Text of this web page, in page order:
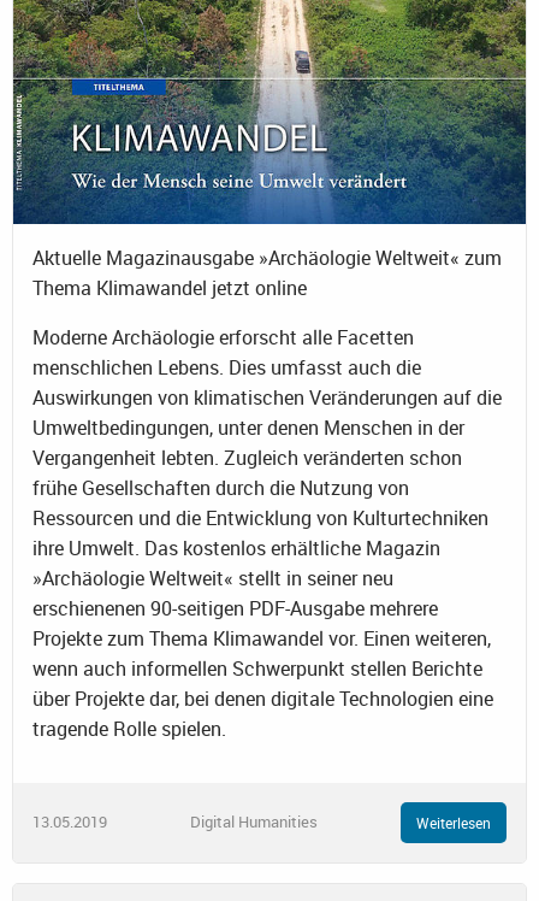
Aktuelle Magazinausgabe »Archäologie Weltweit« zum
Thema Klimawandel jetzt online
Moderne Archäologie erforscht alle Facetten
menschlichen Lebens. Dies umfasst auch die
Auswirkungen von klimatischen Veränderungen auf die
Umweltbedingungen, unter denen Menschen in der
Vergangenheit lebten. Zugleich veränderten schon
frühe Gesellschaften durch die Nutzung von
Ressourcen und die Entwicklung von Kulturtechniken
ihre Umwelt. Das kostenlos erhältliche Magazin
»Archäologie Weltweit« stellt in seiner neu
erschienenen 90-seitigen PDF-Ausgabe mehrere
Projekte zum Thema Klimawandel vor. Einen weiteren,
wenn auch informellen Schwerpunkt stellen Berichte
über Projekte dar, bei denen digitale Technologien eine
tragende Rolle spielen.
13.05.2019 Digital Humanities Weiterlesen